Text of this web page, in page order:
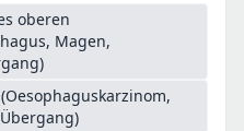
oberen
Magen,